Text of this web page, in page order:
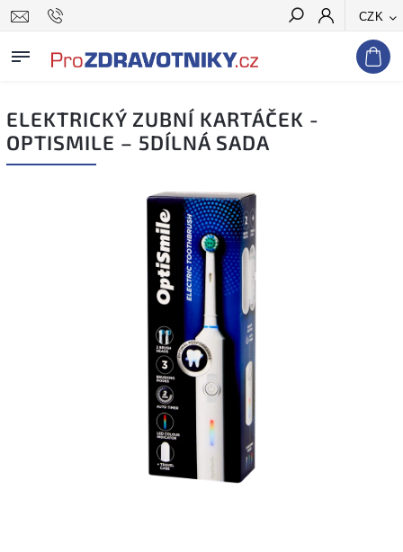
CZK
Hledat
ELEKTRICKÝ ZUBNÍ KARTÁČEK -
OPTISMILE – 5DÍLNÁ SADA